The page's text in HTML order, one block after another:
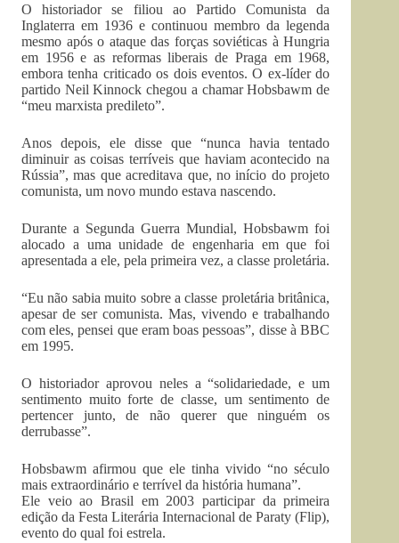
O historiador se filiou ao Partido Comunista da
Inglaterra em 1936 e continuou membro da legenda
mesmo após o ataque das forças soviéticas à Hungria
em 1956 e as reformas liberais de Praga em 1968,
embora tenha criticado os dois eventos. O ex-líder do
partido Neil Kinnock chegou a chamar Hobsbawm de
“meu marxista predileto”.
Anos depois, ele disse que “nunca havia tentado
diminuir as coisas terríveis que haviam acontecido na
Rússia”, mas que acreditava que, no início do projeto
comunista, um novo mundo estava nascendo.
Durante a Segunda Guerra Mundial, Hobsbawm foi
alocado a uma unidade de engenharia em que foi
apresentada a ele, pela primeira vez, a classe proletária.
“Eu não sabia muito sobre a classe proletária britânica,
apesar de ser comunista. Mas, vivendo e trabalhando
com eles, pensei que eram boas pessoas”, disse à BBC
em 1995.
O historiador aprovou neles a “solidariedade, e um
sentimento muito forte de classe, um sentimento de
pertencer junto, de não querer que ninguém os
derrubasse”.
Hobsbawm afirmou que ele tinha vivido “no século
mais extraordinário e terrível da história humana”.
Ele veio ao Brasil em 2003 participar da primeira
edição da Festa Literária Internacional de Paraty (Flip),
evento do qual foi estrela.